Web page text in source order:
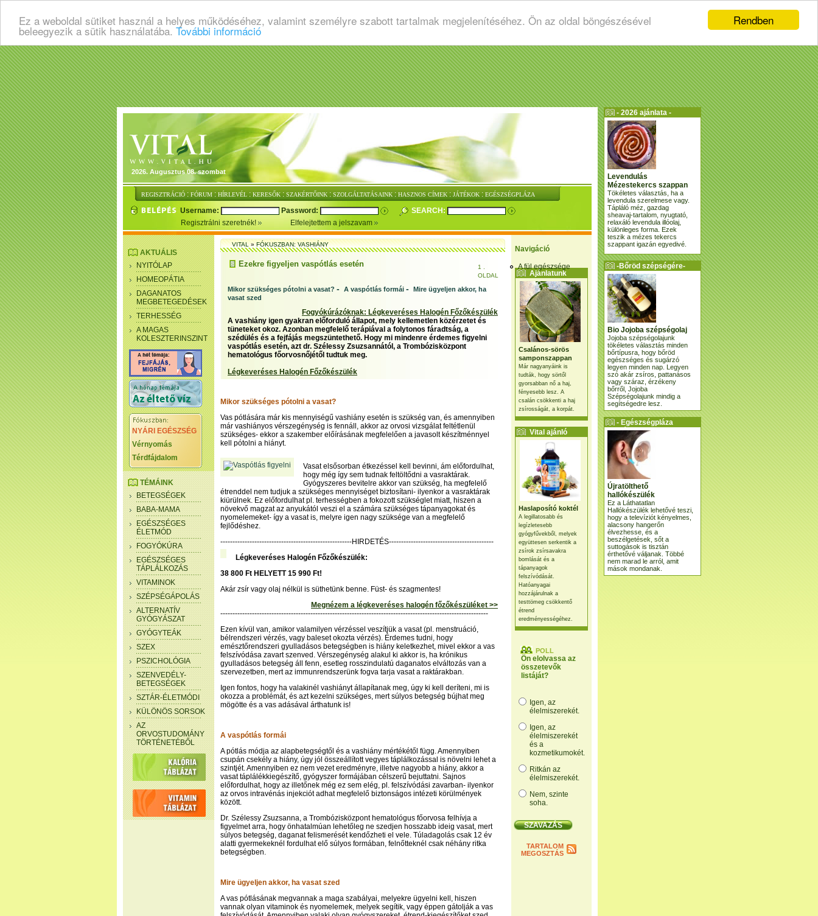
Rendben
Ez a weboldal sütiket használ a helyes működéséhez, valamint személyre szabott tartalmak megjelenítéséhez. Ön az oldal böngészésével
beleegyezik a sütik használatába. További információ
2026. Augusztus 08. szombat
REGISZTRÁCIÓ : FÓRUM : HÍRLEVÉL : KERESŐK : SZAKÉRTŐINK : SZOLGÁLTATÁSAINK : HASZNOS CÍMEK : JÁTÉKOK : EGÉSZSÉGPLÁZA
Username: Password:
SEARCH:
Regisztrálni szeretnék!
Elfelejtettem a jelszavam
Navigáció
A fül egészsége
Ajánlatunk
Csalános-sörös
samponszappan
Már nagyanyáink is
tudták, hogy sörtől
gyorsabban nő a haj,
fényesebb lesz. A
csalán csökkenti a haj
zsírosságát, a korpát.
Vital ajánló
Haslaposító koktél
A legillatosabb és
legízletesebb
gyógyfűvekből, melyek
együttesen serkentik a
zsírok zsírsavakra
bomlását és a
tápanyagok
felszívódását.
Hatóanyagai
hozzájárulnak a
testtömeg csökkentő
étrend
eredményességéhez.
POLL
Ön elolvassa az
összetevők
listáját?
Igen, az
élelmiszerekét.
Igen, az
élelmiszerekét
és a
kozmetikumokét.
Ritkán az
élelmiszerekét.
Nem, szinte
soha.
TARTALOM
MEGOSZTÁS
AKTUÁLIS
NYITÓLAP
HOMEOPÁTIA
DAGANATOS
MEGBETEGEDÉSEK
TERHESSÉG
A MAGAS
KOLESZTERINSZINT
NYÁRI EGÉSZSÉG
Vérnyomás
Térdfájdalom
TÉMÁINK
BETEGSÉGEK
BABA-MAMA
EGÉSZSÉGES
ÉLETMÓD
FOGYÓKÚRA
EGÉSZSÉGES
TÁPLÁLKOZÁS
VITAMINOK
SZÉPSÉGÁPOLÁS
ALTERNATÍV
GYÓGYÁSZAT
GYÓGYTEÁK
SZEX
PSZICHOLÓGIA
SZENVEDÉLY-
BETEGSÉGEK
SZTÁR-ÉLETMÓDI
KÜLÖNÖS SORSOK
AZ
ORVOSTUDOMÁNY
TÖRTÉNETÉBŐL
VITAL»FÓKUSZBAN: VASHIÁNY
Ezekre figyeljen vaspótlás esetén
1 .
OLDAL
Mikor szükséges pótolni a vasat? - A vaspótlás formái - Mire ügyeljen akkor, ha
vasat szed
Fogyókúrázóknak: Légkeveréses Halogén Főzőkészülék
A vashiány igen gyakran előforduló állapot, mely kellemetlen közérzetet és
tüneteket okoz. Azonban megfelelő terápiával a folytonos fáradtság, a
szédülés és a fejfájás megszüntethető. Hogy mi mindenre érdemes figyelni
vaspótlás esetén, azt dr. Szélessy Zsuzsannától, a Trombózisközpont
hematológus főorvosnőjétől tudtuk meg.
Légkeveréses Halogén Főzőkészülék
Mikor szükséges pótolni a vasat?
Vas pótlására már kis mennyiségű vashiány esetén is szükség van, és amennyiben
már vashiányos vérszegénység is fennáll, akkor az orvosi vizsgálat feltétlenül
szükséges- ekkor a szakember előírásának megfelelően a javasolt készítménnyel
kell pótolni a hiányt.
Vasat elsősorban étkezéssel kell bevinni, ám előfordulhat,
hogy még így sem tudnak feltöltődni a vasraktárak.
Gyógyszeres bevitelre akkor van szükség, ha megfelelő
étrenddel nem tudjuk a szükséges mennyiséget biztosítani- ilyenkor a vasraktárak
kiürülnek. Ez előfordulhat pl. terhességben a fokozott szükséglet miatt, hiszen a
növekvő magzat az anyukától veszi el a számára szükséges tápanyagokat és
nyomelemeket- így a vasat is, melyre igen nagy szüksége van a megfelelő
fejlődéshez.
------------------------------------------------------HIRDETÉS-------------------------------------------
Légkeveréses Halogén Főzőkészülék:
38 800 Ft HELYETT 15 990 Ft!
Akár zsír vagy olaj nélkül is süthetünk benne. Füst- és szagmentes!
Megnézem a légkeveréses halogén főzőkészüléket >>
--------------------------------------------------------------------------------------------------------------
Ezen kívül van, amikor valamilyen vérzéssel veszítjük a vasat (pl. menstruáció,
bélrendszeri vérzés, vagy baleset okozta vérzés). Érdemes tudni, hogy
emésztőrendszeri gyulladásos betegségben is hiány keletkezhet, mivel ekkor a vas
felszívódása zavart szenved. Vérszegénység alakul ki akkor is, ha krónikus
gyulladásos betegség áll fenn, esetleg rosszindulatú daganatos elváltozás van a
szervezetben, mert az immunrendszerünk fogva tarja vasat a raktárakban.
Igen fontos, hogy ha valakinél vashiányt állapítanak meg, úgy ki kell deríteni, mi is
okozza a problémát, és azt kezelni szükséges, mert súlyos betegség bújhat meg
mögötte és a vas adásával árthatunk is!
A vaspótlás formái
A pótlás módja az alapbetegségtől és a vashiány mértékétől függ. Amennyiben
csupán csekély a hiány, úgy jól összeállított vegyes táplálkozással is növelni lehet a
szintjét. Amennyiben ez nem vezet eredményre, illetve nagyobb a hiány, akkor a
vasat táplálékkiegészítő, gyógyszer formájában célszerű bejuttatni. Sajnos
előfordulhat, hogy az illetőnek még ez sem elég, pl. felszívódási zavarban- ilyenkor
az orvos intravénás injekciót adhat megfelelő biztonságos intézeti körülmények
között.
Dr. Szélessy Zsuzsanna, a Trombózisközpont hematológus főorvosa felhívja a
figyelmet arra, hogy önhatalmúan lehetőleg ne szedjen hosszabb ideig vasat, mert
súlyos betegség, daganat felismerését kendőzheti el vele. Túladagolás csak 12 év
alatti gyermekeknél fordulhat elő súlyos formában, felnőtteknél csak néhány ritka
betegségben.
Mire ügyeljen akkor, ha vasat szed
A vas pótlásának megvannak a maga szabályai, melyekre ügyelni kell, hiszen
vannak olyan vitaminok és nyomelemek, melyek segítik, vagy éppen gátolják a vas
- 2026 ajánlata -
Levendulás
Mézestekercs szappan
Tökéletes választás, ha a
levendula szerelmese vagy.
Tápláló méz, gazdag
sheavaj-tartalom, nyugtató,
relaxáló levendula illóolaj,
különleges forma. Ezek
teszik a mézes tekercs
szappant igazán egyedivé.
-Bőröd szépségére-
Bio Jojoba szépségolaj
Jojoba szépségolajunk
tökéletes választás minden
bőrtípusra, hogy bőröd
egészséges és sugárzó
legyen minden nap. Legyen
szó akár zsíros, pattanásos
vagy száraz, érzékeny
bőrről, Jojoba
Szépségolajunk mindig a
segítségedre lesz.
- Egészségpláza
ajánlatunk -
Újratölthető
hallókészülék
Ez a Láthatatlan
Hallókészülék lehetővé teszi,
hogy a televíziót kényelmes,
alacsony hangerőn
élvezhesse, és a
beszélgetések, sőt a
suttogások is tisztán
érthetővé váljanak. Többé
nem marad le arról, amit
mások mondanak.